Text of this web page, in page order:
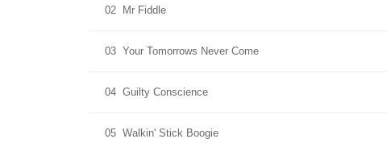
02 Mr Fiddle
03 Your Tomorrows Never Come
04 Guilty Conscience
05 Walkin' Stick Boogie